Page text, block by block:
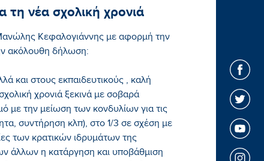
νέα σχολική χρονιά
Κεφαλογιάννης με αφορμή την
ακόλουθη δήλωση:
και στους εκπαιδευτικούς , καλή
χρονιά ξεκινά με σοβαρά
με την μείωση των κονδυλίων για τις
συντήρηση κλπ), στο 1/3 σε σχέση με
των κρατικών ιδρυμάτων της
άλλων η κατάργηση και υποβάθμιση